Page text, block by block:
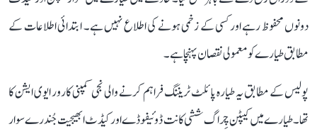
دونوں محفوظ رہے اور کسی کے زخمی ہونے کی اطلاع نہیں ہے۔ ابتدائی اطلاعات کے
مطابق طیارے کو معمولی نقصان پہنچا ہے۔
پولیس کے مطابق یہ طیارہ پائلٹ ٹریننگ فراہم کرنے والی نجی کمپنی کارور ایوی ایشن کا
تھا۔ طیارے میں کیپٹن چِراگ ششی کانت ڈوئیفوڈے اور کیڈٹ ابھیجیت جُندرے سوار